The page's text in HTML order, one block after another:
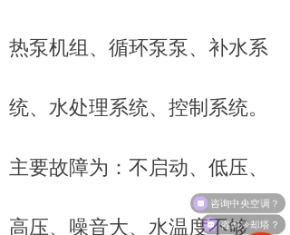
热泵机组、循环泵泵、补水系
统、水处理系统、控制系统。
主要故障为：不启动、低压、
高压、噪音大、水温度不够咨询冷却塔？